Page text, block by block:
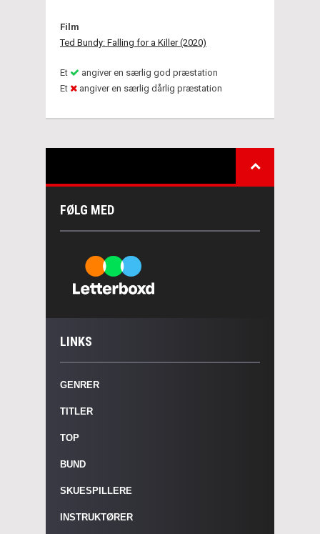
Film
Ted Bundy: Falling for a Killer (2020)
Et
angiver en særlig god præstation
Et
angiver en særlig dårlig præstation
FØLG MED
LINKS
GENRER
TITLER
TOP
BUND
SKUESPILLERE
INSTRUKTØRER